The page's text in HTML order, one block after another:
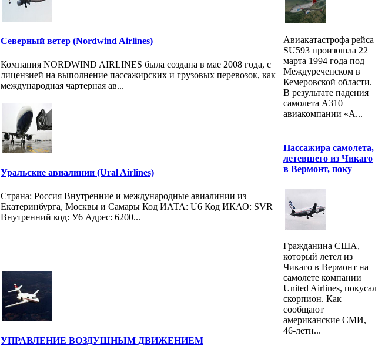
Северный ветер (Nordwind Airlines)
Компания NORDWIND AIRLINES была создана в мае 2008 года, с
лицензией на выполнение пассажирских и грузовых перевозок, как
международная чартерная ав...
Уральские авиалинии (Ural Airlines)
Страна: Россия Внутренние и международные авиалинии из
Екатеринбурга, Москвы и Самары Код ИАТА: U6 Код ИКАО: SVR
Внутренний код: У6 Адрес: 6200...
УПРАВЛЕНИЕ ВОЗДУШНЫМ ДВИЖЕНИЕМ
Авиакатастрофа рейса
SU593 произошла 22
марта 1994 года под
Междуреченском в
Кемеровской области.
В результате падения
самолета A310
авиакомпании «А...
Пассажира самолета,
летевшего из Чикаго
в Вермонт, поку
Гражданина США,
который летел из
Чикаго в Вермонт на
самолете компании
United Airlines, покусал
скорпион. Как
сообщают
американские СМИ,
46-летн...